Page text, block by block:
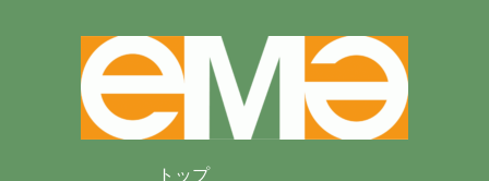
トップ